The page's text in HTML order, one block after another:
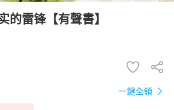
的雷锋【有聲書】
一鍵全領